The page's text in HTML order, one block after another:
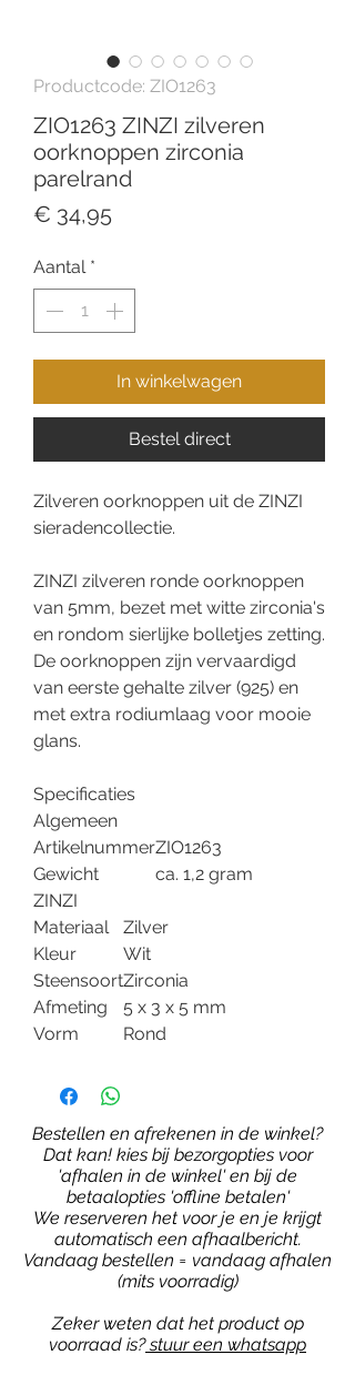
Productcode: ZIO1263
ZIO1263 ZINZI zilveren
oorknoppen zirconia
parelrand
€ 34,95Prijs
Aantal *
In winkelwagen
Bestel direct
Zilveren oorknoppen uit de ZINZI
sieradencollectie.
ZINZI zilveren ronde oorknoppen
van 5mm, bezet met witte zirconia's
en rondom sierlijke bolletjes zetting.
De oorknoppen zijn vervaardigd
van eerste gehalte zilver (925) en
met extra rodiumlaag voor mooie
glans.
Specificaties
Algemeen
ArtikelnummerZIO1263
Gewicht
ca. 1,2 gram
ZINZI
Materiaal
Zilver
Kleur
Wit
SteensoortZirconia
Afmeting
5 x 3 x 5 mm
Vorm
Rond
Bestellen en afrekenen in de winkel?
Dat kan! kies bij bezorgopties voor
'afhalen in de winkel' en bij de
betaalopties 'offline betalen'
We reserveren het voor je en je krijgt
automatisch een afhaalbericht.
Vandaag bestellen = vandaag afhalen
(mits voorradig)
Zeker weten dat het product op
voorraad is?stuur een whatsapp